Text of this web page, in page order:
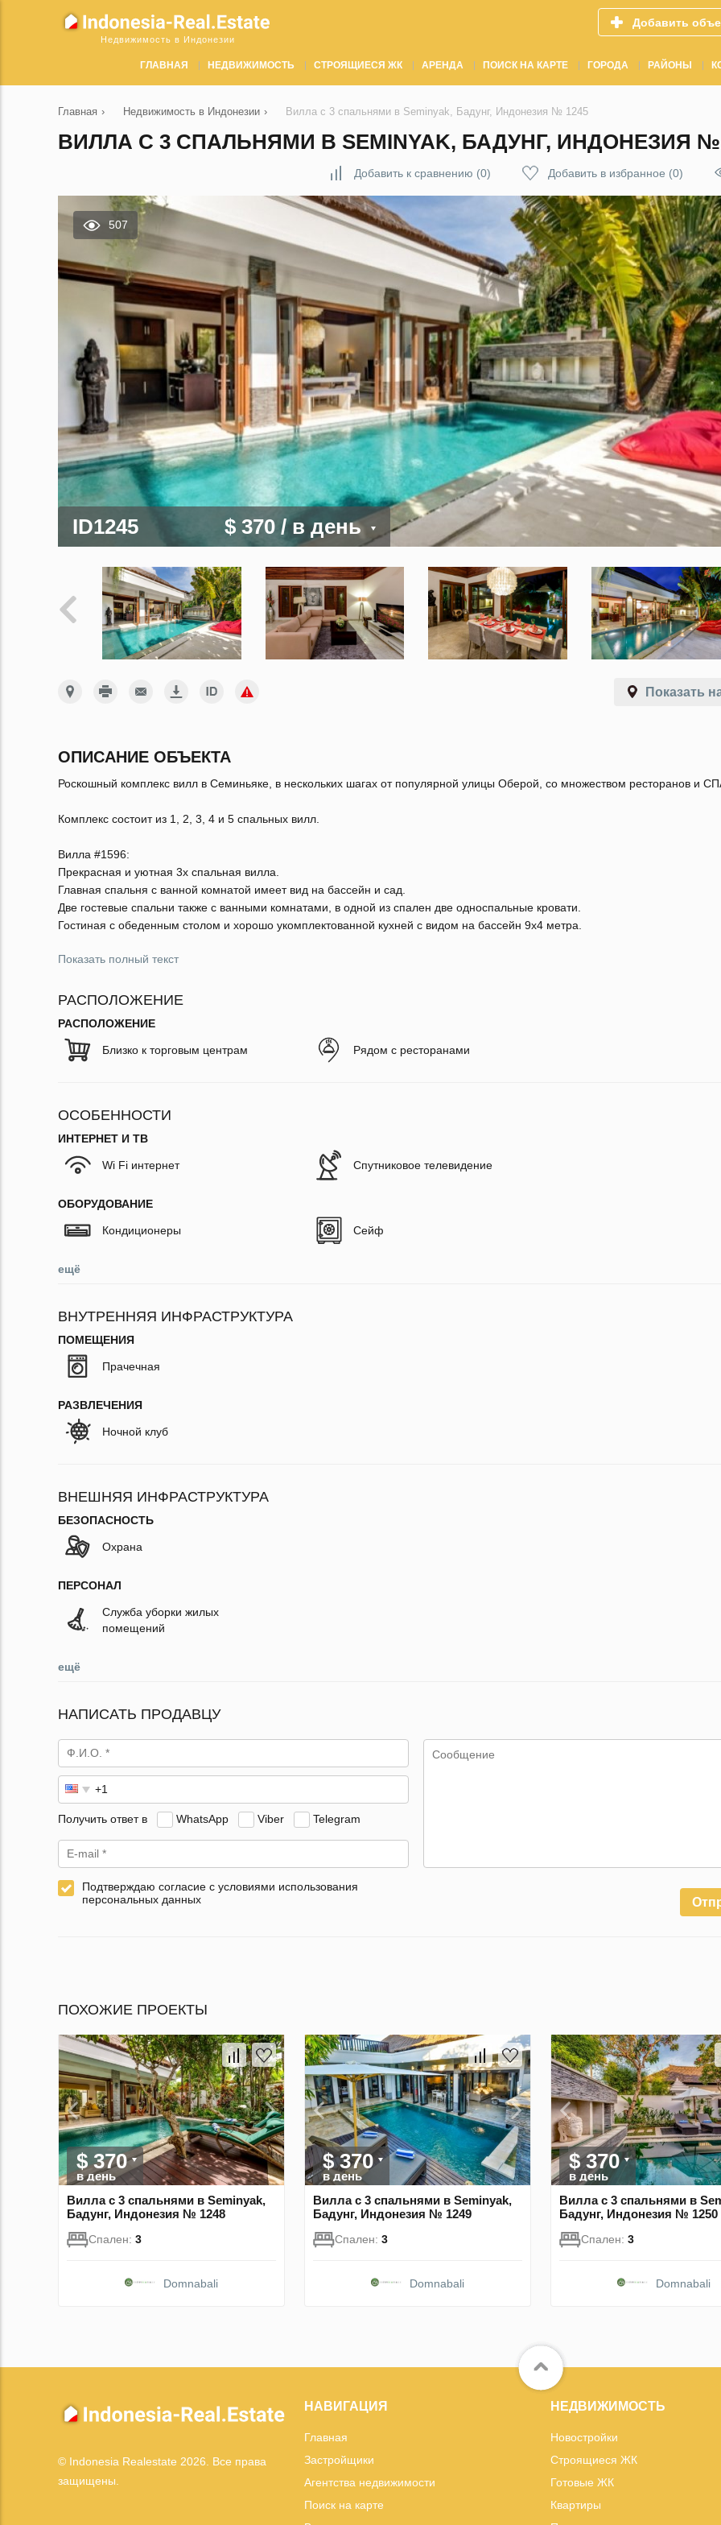
Недвижимость в Индонезии
Добавить
ГЛАВНАЯ НЕДВИЖИМОСТЬ СТРОЯЩИЕСЯ ЖК АРЕНДА ПОИСК НА КАРТЕ ГОРОДА РАЙОНЫ
Главная › Недвижимость в Индонезии › Вилла с 3 спальнями в Seminyak, Бадунг, Индонезия № 1245
ВИЛЛА С 3 СПАЛЬНЯМИ В SEMINYAK, БАДУНГ, ИНДОНЕЗИЯ №
Добавить к сравнению (0) Добавить в избранное (0)
507
ID1245 $ 370 / в день
Показать
ОПИСАНИЕ ОБЪЕКТА
Роскошный комплекс вилл в Семиньяке, в нескольких шагах от популярной улицы Оберой, со множеством ресторанов и
Комплекс состоит из 1, 2, 3, 4 и 5 спальных вилл.
Вилла #1596:
Прекрасная и уютная 3х спальная вилла.
Главная спальня с ванной комнатой имеет вид на бассейн и сад.
Две гостевые спальни также с ванными комнатами, в одной из спален две односпальные кровати.
Гостиная с обеденным столом и хорошо укомплектованной кухней с видом на бассейн 9х4 метра.
Показать полный текст
РАСПОЛОЖЕНИЕ
РАСПОЛОЖЕНИЕ
Близко к торговым центрам Рядом с ресторанами
ОСОБЕННОСТИ
ИНТЕРНЕТ И ТВ
Wi Fi интернет Спутниковое телевидение
ОБОРУДОВАНИЕ
Кондиционеры Сейф
ещё
ВНУТРЕННЯЯ ИНФРАСТРУКТУРА
ПОМЕЩЕНИЯ
Прачечная
РАЗВЛЕЧЕНИЯ
Ночной клуб
ВНЕШНЯЯ ИНФРАСТРУКТУРА
БЕЗОПАСНОСТЬ
Охрана
ПЕРСОНАЛ
Служба уборки жилых
помещений
ещё
НАПИСАТЬ ПРОДАВЦУ
Получить ответ в WhatsApp Viber Telegram
Подтверждаю согласие с условиями использования
персональных данных
ПОХОЖИЕ ПРОЕКТЫ
$ 370
в день
Вилла с 3 спальнями в Seminyak,
Бадунг, Индонезия № 1248
Спален: 3
Domnabali
$ 370
в день
Вилла с 3 спальнями в Seminyak,
Бадунг, Индонезия № 1249
Спален: 3
Domnabali
$ 370
в день
Вилла с 3 спальнями в
Бадунг, Индонезия № 1250
Спален: 3
Domnabali
© Indonesia Realestate 2026. Все права
защищены.
НАВИГАЦИЯ
Главная
Застройщики
Агентства недвижимости
Поиск на карте
НЕДВИЖИМОСТЬ
Новостройки
Строящиеся ЖК
Готовые ЖК
Квартиры